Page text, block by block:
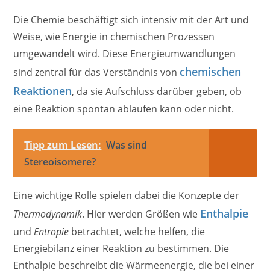
Die Chemie beschäftigt sich intensiv mit der Art und
Weise, wie Energie in chemischen Prozessen
umgewandelt wird. Diese Energieumwandlungen
sind zentral für das Verständnis von chemischen
Reaktionen, da sie Aufschluss darüber geben, ob
eine Reaktion spontan ablaufen kann oder nicht.
Tipp zum Lesen: Was sind
Stereoisomere?
Eine wichtige Rolle spielen dabei die Konzepte der
Thermodynamik. Hier werden Größen wie Enthalpie
undEntropie betrachtet, welche helfen, die
Energiebilanz einer Reaktion zu bestimmen. Die
Enthalpie beschreibt die Wärmeenergie, die bei einer